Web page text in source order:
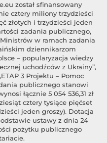
został sfinansowany
cztery miliony trzydzieści
złotych i trzydzieści jeden
zadania publicznego,
w ramach zadania
dziennikarzom
– popularyzacja wiedzy
uchodźców z Ukrainy”,
3 Projektu – Pomoc
publicznego stanowi
łącznie 5 054 536,31 zł
cztery tysiące pięćset
jeden groszy). Dotacja
ustawy z dnia 24
pożytku publicznego